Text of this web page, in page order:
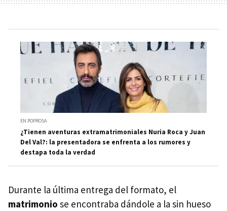
EN POPROSA
¿Tienen aventuras extramatrimoniales Nuria Roca y Juan
Del Val?: la presentadora se enfrenta a los rumores y
destapa toda la verdad
Durante la última entrega del formato, el
matrimonio se encontraba dándole a la sin hueso